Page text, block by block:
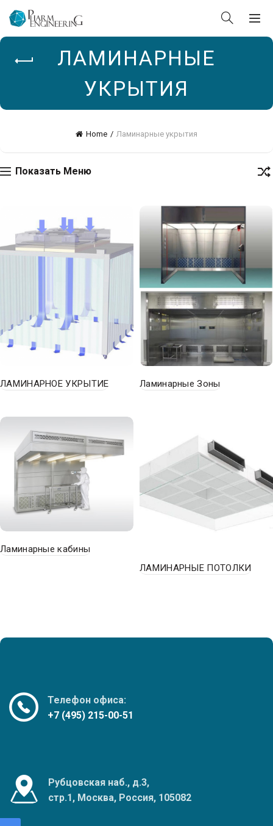
ЛАМИНАРНЫЕ
УКРЫТИЯ
Home Ламинарные укрытия
Показать Меню
ЛАМИНАРНОЕ УКРЫТИЕ Ламинарные Зоны
Ламинарные кабины
ЛАМИНАРНЫЕ ПОТОЛКИ
Телефон офиса:
+7 (495) 215-00-51
Рубцовская наб., д.3,
стр.1, Москва, Россия, 105082